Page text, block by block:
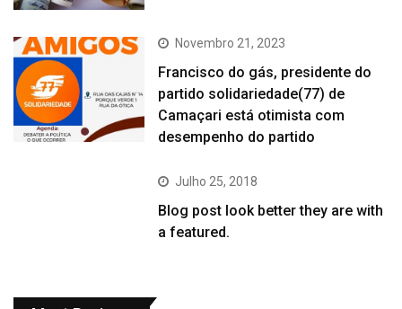
Novembro 21, 2023
Francisco do gás, presidente do
partido solidariedade(77) de
Camaçari está otimista com
desempenho do partido
Julho 25, 2018
Blog post look better they are with
a featured.